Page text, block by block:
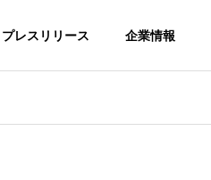
プレスリリース 企業情報